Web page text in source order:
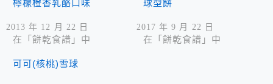
檸檬橙香乳酪口味
2013 年 12 月 22 日
在「餅乾食譜」中
球型餅
2017 年 9 月 22 日
在「餅乾食譜」中
可可(核桃)雪球